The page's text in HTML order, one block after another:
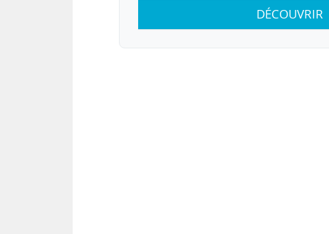
DÉCOUVRIR